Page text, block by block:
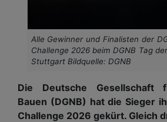
Alle Gewinner und Finalisten der
Challenge 2026 beim DGNB Tag
Stuttgart Bildquelle: DGNB
Die Deutsche Gesellschaft
Bauen (DGNB) hat die Sieger
Challenge 2026 gekürt. Gleich